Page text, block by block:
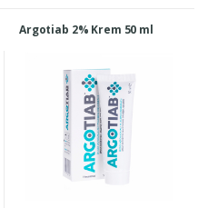
Argotiab 2% Krem 50 ml